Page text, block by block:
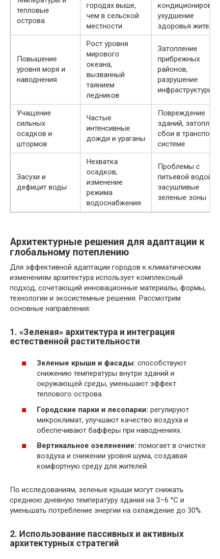
тепловые
острова
городах выше,
чем в сельской
местности
ухудшение
здоровья
Повышение
уровня моря и
наводнения
Рост уровня
мирового
океана,
вызванный
таянием
ледников
Затопление
прибрежных
районов,
разрушение
инфраструктуры
Учащение
сильных
осадков и
штормов
Частые
интенсивные
дожди и ураганы
Повреждение
зданий,
сбои в
системе
Засухи и
дефицит воды
Нехватка
осадков,
изменение
режима
водоснабжения
Проблемы с
питьевой водой,
засушливые
зеленые зоны
Архитектурные решения для адаптации к
глобальному потеплению
Для эффективной адаптации городов к климатическим
изменениям архитектура использует комплексный
подход, сочетающий инновационные материалы, формы,
технологии и экосистемные решения. Рассмотрим
основные направления:
1. «Зеленая» архитектура и интеграция
естественной растительности
Зеленые крыши и фасады: способствуют
снижению температуры внутри зданий и
окружающей среды, уменьшают эффект
теплового острова.
Городские парки и лесопарки: регулируют
микроклимат, улучшают качество воздуха и
обеспечивают бафферы при наводнениях.
Вертикальное озеленение: помогает в очистке
воздуха и снижении уровня шума, создавая
комфортную среду для жителей.
По исследованиям, зеленые крыши могут снижать
среднюю дневную температуру здания на 3–6 °C и
уменьшать потребление энергии на охлаждение до 30%.
2. Использование пассивных и активных
архитектурных стратегий